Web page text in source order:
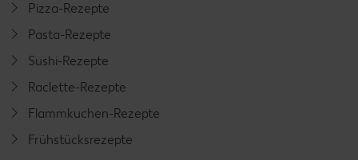
Pizza-Rezepte
Pasta-Rezepte
Sushi-Rezepte
Raclette-Rezepte
Flammkuchen-Rezepte
Frühstücksrezepte